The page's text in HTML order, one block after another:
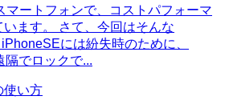
マートフォンで、コストパフォーマ
ます。 さて、今回はそんな
には紛失時のために、
でロックで...
使い方